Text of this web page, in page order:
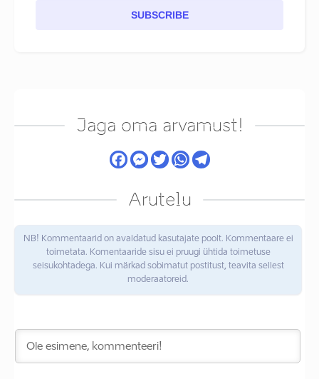
SUBSCRIBE
Jaga oma arvamust!
Arutelu
NB! Kommentaarid on avaldatud kasutajate poolt. Kommentaare ei
toimetata. Komentaaride sisu ei pruugi ühtida toimetuse
seisukohtadega. Kui märkad sobimatut postitust, teavita sellest
moderaatoreid.